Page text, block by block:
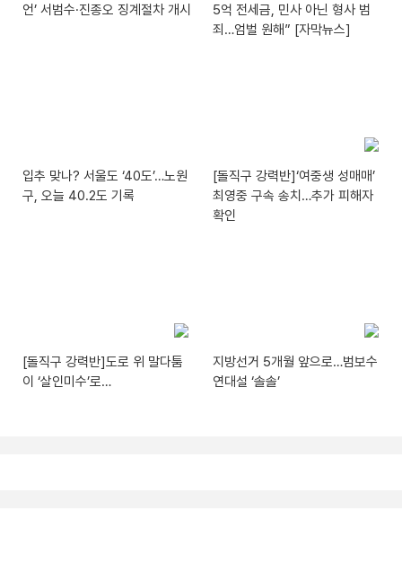
언’ 서범수·진종오 징계절차 개시
5억 전세금, 민사 아닌 형사 범
죄…엄벌 원해” [자막뉴스]
입추 맞나? 서울도 ‘40도’…노원
구, 오늘 40.2도 기록
[돌직구 강력반]‘여중생 성매매’
최영중 구속 송치…추가 피해자
확인
[돌직구 강력반]도로 위 말다툼
이 ‘살인미수’로…
지방선거 5개월 앞으로…범보수
연대설 ‘솔솔’